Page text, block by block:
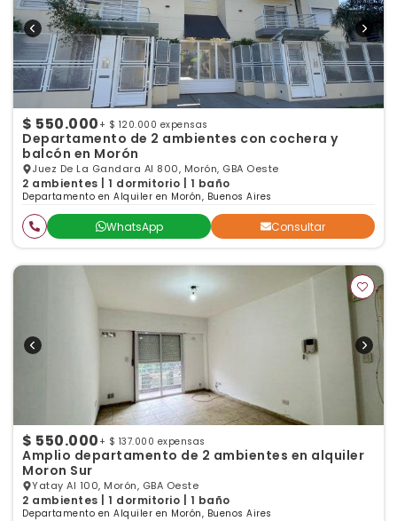
$ 550.000 + $ 120.000 expensas
Departamento de 2 ambientes con cochera y
balcón en Morón
Juez De La Gandara Al 800, Morón, GBA Oeste
2 ambientes | 1 dormitorio | 1 baño
Departamento en Alquiler en Morón, Buenos Aires
WhatsApp Consultar
$ 550.000 + $ 137.000 expensas
Amplio departamento de 2 ambientes en alquiler
Moron Sur
Yatay Al 100, Morón, GBA Oeste
2 ambientes | 1 dormitorio | 1 baño
Departamento en Alquiler en Morón, Buenos Aires